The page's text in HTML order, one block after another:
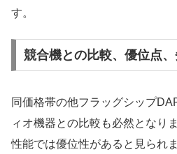
す。
競合機との比較、優位点
同価格帯の他フラッグシップ
ィオ機器との比較も必然となり
性能では優位性があると見られ